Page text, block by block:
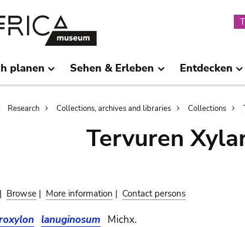
planen Sehen & Erleben Entdecken
Research Collections, archives and libraries Collections
Tervuren
| Browse | More information | Contact persons
lanuginosum Michx.